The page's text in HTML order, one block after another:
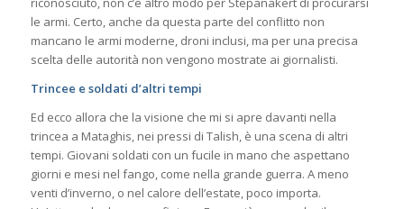
le armi. Certo, anche da questa parte del conflitto non
mancano le armi moderne, droni inclusi, ma per una precisa
scelta delle autorità non vengono mostrate ai giornalisti.
Trincee e soldati d’altri tempi
Ed ecco allora che la visione che mi si apre davanti nella
trincea a Mataghis, nei pressi di Talish, è una scena di altri
tempi. Giovani soldati con un fucile in mano che aspettano
giorni e mesi nel fango, come nella grande guerra. A meno
venti d’inverno, o nel calore dell’estate, poco importa.